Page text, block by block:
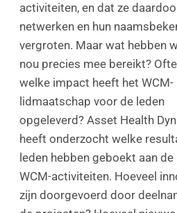
activiteiten, en dat ze
netwerken en hun
vergroten. Maar wat hebben
nou precies mee bereikt?
welke impact heeft het WCM-
lidmaatschap voor de leden
opgeleverd? Asset Health
heeft onderzocht welke
leden hebben geboekt aan de
WCM-activiteiten. Hoeveel
zijn doorgevoerd door